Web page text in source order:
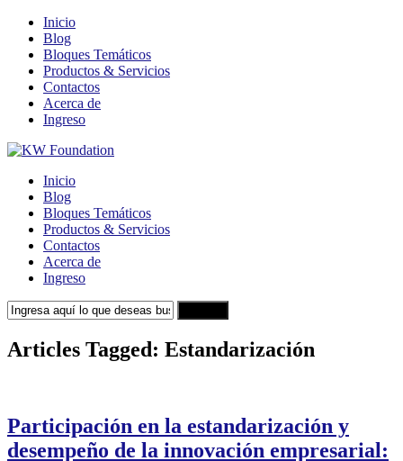
Inicio
Blog
Bloques Temáticos
Productos & Servicios
Contactos
Acerca de
Ingreso
Inicio
Blog
Bloques Temáticos
Productos & Servicios
Contactos
Acerca de
Ingreso
Articles Tagged: Estandarización
Participación en la estandarización y
desempeño de la innovación empresarial: